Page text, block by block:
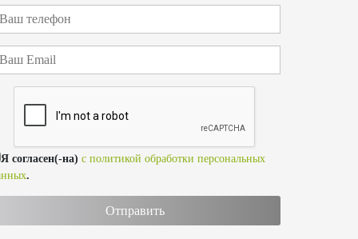
Я согласен(-на) с политикой обработки персональных
.